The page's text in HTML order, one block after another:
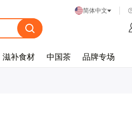
简体中文
滋补食材 中国茶 品牌专场